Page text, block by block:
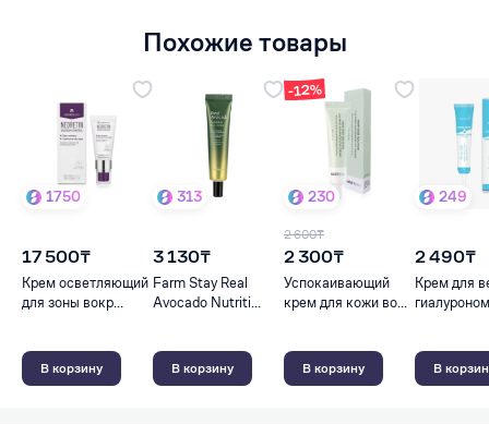
Похожие товары
1750
17 500₸
Крем осветляющий
для зоны вокр...
В корзину
313
3 130₸
Farm Stay Real
Avocado Nutriti...
В корзину
-12%
230
2 600₸
2 300₸
Успокаивающий
крем для кожи во...
В корзину
249
2 490₸
Крем для
В